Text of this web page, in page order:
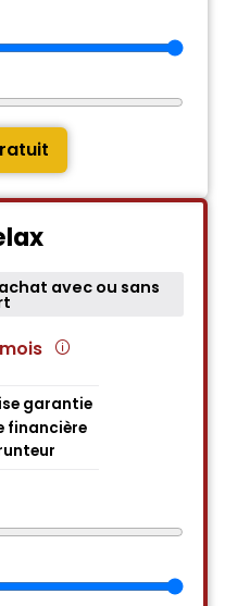
avec ou sans
garantie
financière